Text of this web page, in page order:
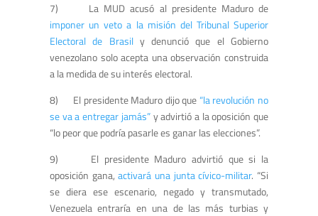
7) La MUD acusó al presidente Maduro de
imponer un veto a la misión del Tribunal Superior
Electoral de Brasily denunció que el Gobierno
venezolano solo acepta una observación construida
a la medida de su interés electoral.
8) El presidente Maduro dijo que “la revolución no
se va a entregar jamás”y advirtió a la oposición que
“lo peor que podría pasarle es ganar las elecciones”.
9) El presidente Maduro advirtió que si la
oposición gana,activará una junta cívico-militar. “Si
se diera ese escenario, negado y transmutado,
Venezuela entraría en una de las más turbias y